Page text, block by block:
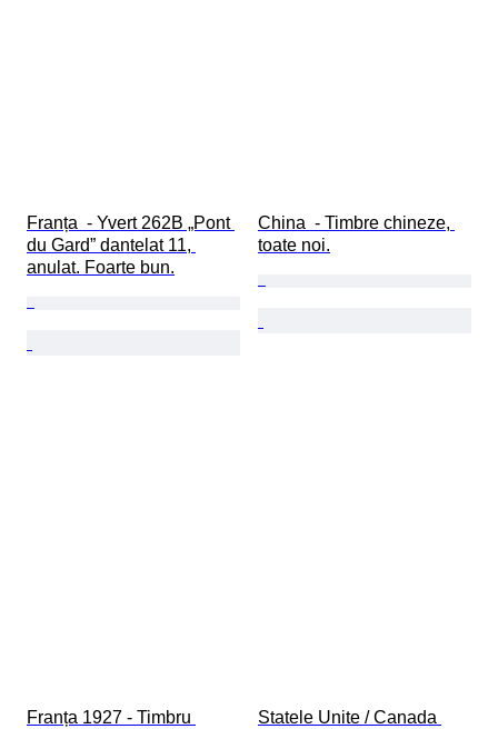
Franța  - Yvert 262B „Pont
du Gard” dantelat 11,
anulat. Foarte bun.
China  - Timbre chineze,
toate noi.
Franța 1927 - Timbru
Statele Unite / Canada